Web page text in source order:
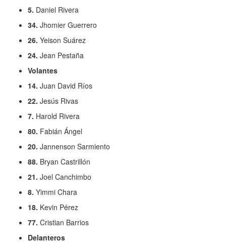
5. Daniel Rivera
34. Jhomier Guerrero
26. Yeison Suárez
24. Jean Pestaña
Volantes
14. Juan David Ríos
22. Jesús Rivas
7. Harold Rivera
80. Fabián Ángel
20. Jannenson Sarmiento
88. Bryan Castrillón
21. Joel Canchimbo
8. Yimmi Chara
18. Kevin Pérez
77. Cristian Barrios
Delanteros